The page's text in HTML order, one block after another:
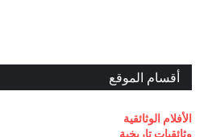
أقسام الموقع
الأفلام الوثائقية
وثائقيات تاريخية